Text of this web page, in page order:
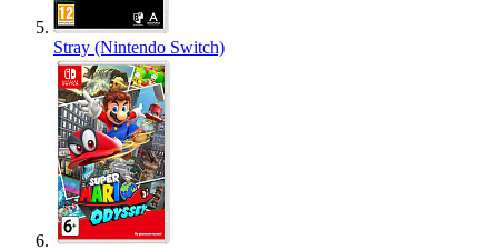
Stray (Nintendo Switch)